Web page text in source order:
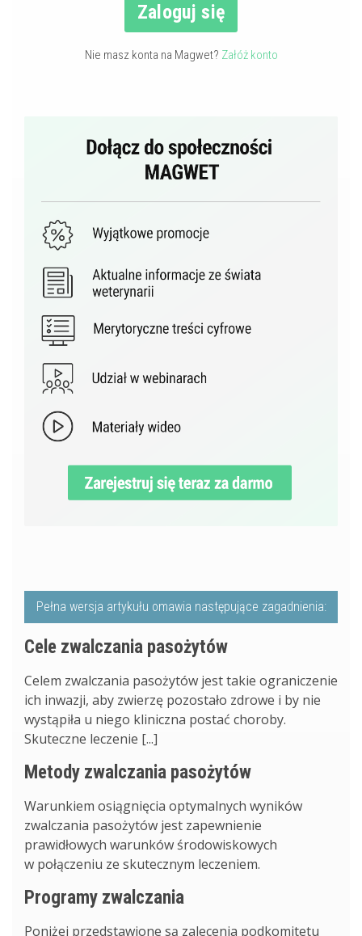
Zaloguj się
Nie masz konta na Magwet? Załóż konto
Pełna wersja artykułu omawia następujące zagadnienia:
Cele zwalczania pasożytów
Celem zwalczania pasożytów jest takie ograniczenie
ich inwazji, aby zwierzę pozostało zdrowe i by nie
wystąpiła u niego kliniczna postać choroby.
Skuteczne leczenie [...]
Metody zwalczania pasożytów
Warunkiem osiągnięcia optymalnych wyników
zwalczania pasożytów jest zapewnienie
prawidłowych warunków środowiskowych
w połączeniu ze skutecznym leczeniem.
Programy zwalczania
Poniżej przedstawione są zalecenia podkomitetu